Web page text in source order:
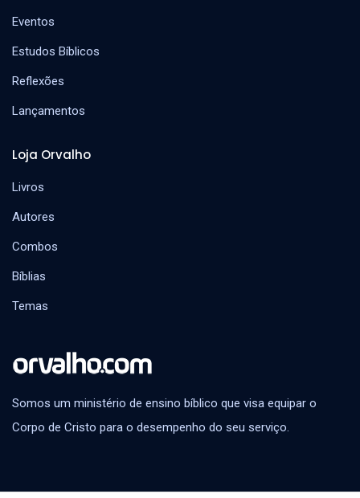
Somos um ministério de ensino bíblico que visa equipar o
Corpo de Cristo para o desempenho do seu serviço.
Loja Orvalho
Livros
Autores
Combos
Bíblias
Temas
Eventos
Estudos Bíblicos
Reflexões
Lançamentos